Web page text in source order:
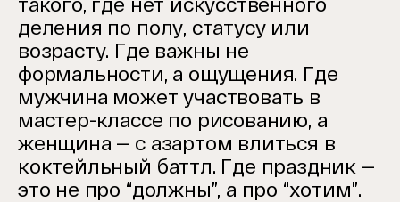
деления по полу, статусу или
возрасту. Где важны не
формальности, а ощущения. Где
мужчина может участвовать в
мастер-классе по рисованию, а
женщина — с азартом влиться в
коктейльный баттл. Где праздник —
это не про “должны”, а про “хотим”.